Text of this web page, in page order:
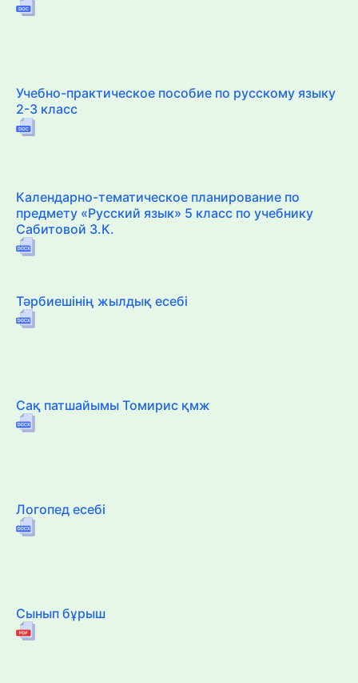
Учебно-практическое пособие по русскому языку
2-3 класс
Календарно-тематическое планирование по
предмету «Русский язык» 5 класс по учебнику
Сабитовой З.К.
Тәрбиешінің жылдық есебі
Сақ патшайымы Томирис қмж
Логопед есебі
Сынып бұрыш